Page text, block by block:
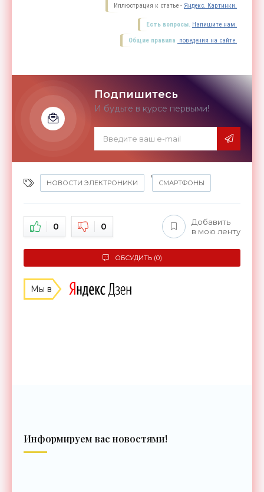
Иллюстрация к статье - Яндекс. Картинки.
Есть вопросы. Напишите нам.
Общие правила поведения на сайте.
Подпишитесь
И будьте в курсе первыми!
НОВОСТИ ЭЛЕКТРОНИКИ
,
СМАРТФОНЫ
0 0
Добавить
в мою ленту
ОБСУДИТЬ (0)
Мы в
Информируем вас новостями!